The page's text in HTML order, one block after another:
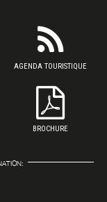
AGENDA TOURISTIQUE
BROCHURE